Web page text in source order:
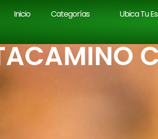
Inicio Categorías Ubica Tu